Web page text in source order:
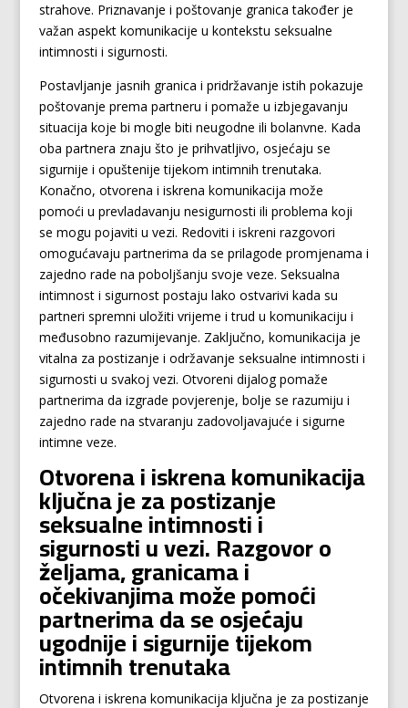
strahove. Priznavanje i poštovanje granica također je
važan aspekt komunikacije u kontekstu seksualne
intimnosti i sigurnosti.
Postavljanje jasnih granica i pridržavanje istih pokazuje
poštovanje prema partneru i pomaže u izbjegavanju
situacija koje bi mogle biti neugodne ili bolanvne. Kada
oba partnera znaju što je prihvatljivo, osjećaju se
sigurnije i opuštenije tijekom intimnih trenutaka.
Konačno, otvorena i iskrena komunikacija može
pomoći u prevladavanju nesigurnosti ili problema koji
se mogu pojaviti u vezi. Redoviti i iskreni razgovori
omogućavaju partnerima da se prilagode promjenama i
zajedno rade na poboljšanju svoje veze. Seksualna
intimnost i sigurnost postaju lako ostvarivi kada su
partneri spremni uložiti vrijeme i trud u komunikaciju i
međusobno razumijevanje. Zaključno, komunikacija je
vitalna za postizanje i održavanje seksualne intimnosti i
sigurnosti u svakoj vezi. Otvoreni dijalog pomaže
partnerima da izgrade povjerenje, bolje se razumiju i
zajedno rade na stvaranju zadovoljavajuće i sigurne
intimne veze.
Otvorena i iskrena komunikacija
ključna je za postizanje
seksualne intimnosti i
sigurnosti u vezi. Razgovor o
željama, granicama i
očekivanjima može pomoći
partnerima da se osjećaju
ugodnije i sigurnije tijekom
intimnih trenutaka
Otvorena i iskrena komunikacija ključna je za postizanje